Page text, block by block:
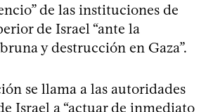
de las instituciones de
de Israel “ante la
y destrucción en Gaza”.
se llama a las autoridades
Israel a “actuar de inmediato